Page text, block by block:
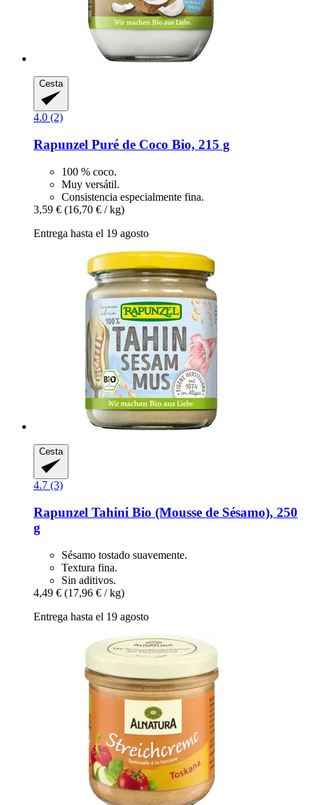
Cesta
4.0 (2)
Rapunzel Puré de Coco Bio, 215 g
100 % coco.
Muy versátil.
Consistencia especialmente fina.
3,59 € (16,70 € / kg)
Entrega hasta el 19 agosto
Cesta
4.7 (3)
Rapunzel Tahini Bio (Mousse de Sésamo), 250
g
Sésamo tostado suavemente.
Textura fina.
Sin aditivos.
4,49 € (17,96 € / kg)
Entrega hasta el 19 agosto